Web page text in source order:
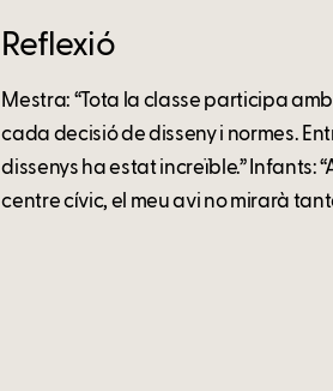
Reflexió
Mestra: “Tota la classe participa
cada decisió de disseny i normes.
dissenys ha estat increïble.” Infants:
centre cívic, el meu avi no mirarà